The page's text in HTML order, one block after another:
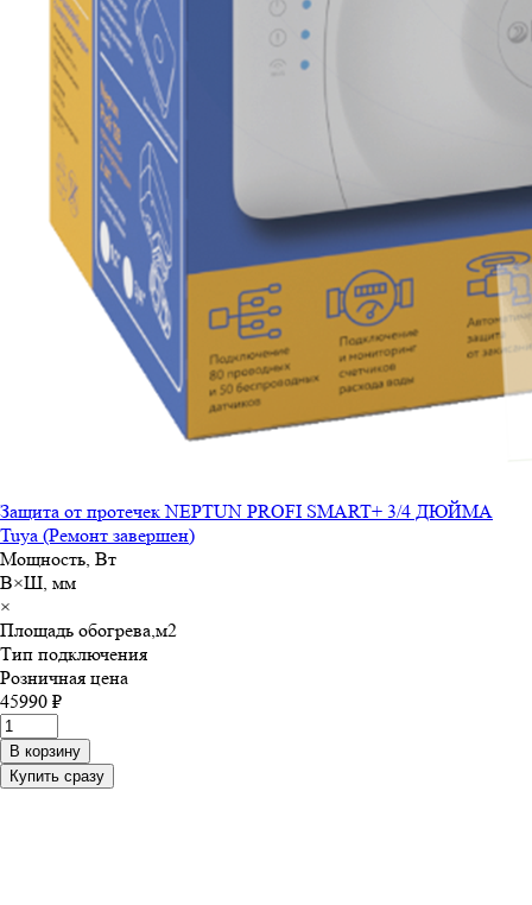
Защита от протечек NEPTUN PROFI SMART+ 3/4 ДЮЙМА
Tuya (Ремонт завершен)
Мощность, Вт
В×Ш, мм
×
Площадь обогрева,м2
Тип подключения
Розничная цена
45990 ₽
В корзину
Купить сразу